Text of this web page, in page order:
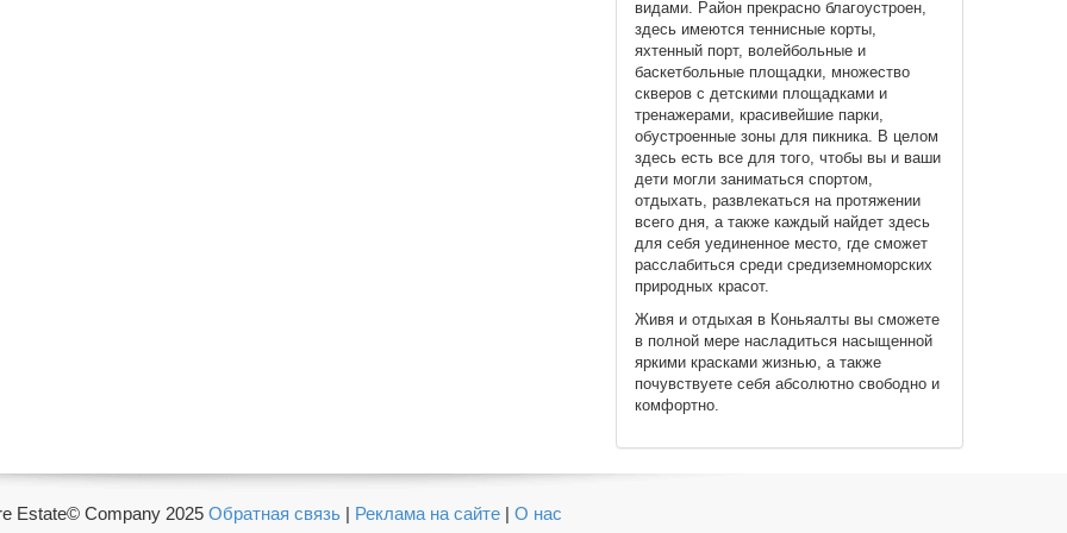
видами. Район прекрасно благоустроен,
здесь имеются теннисные корты,
яхтенный порт, волейбольные и
баскетбольные площадки, множество
скверов с детскими площадками и
тренажерами, красивейшие парки,
обустроенные зоны для пикника. В целом
здесь есть все для того, чтобы вы и ваши
дети могли заниматься спортом,
отдыхать, развлекаться на протяжении
всего дня, а также каждый найдет здесь
для себя уединенное место, где сможет
расслабиться среди средиземноморских
природных красот.
Живя и отдыхая в Коньяалты вы сможете
в полной мере насладиться насыщенной
яркими красками жизнью, а также
почувствуете себя абсолютно свободно и
комфортно.
Estate© Company 2025 Обратная связь | Реклама на сайте | О нас